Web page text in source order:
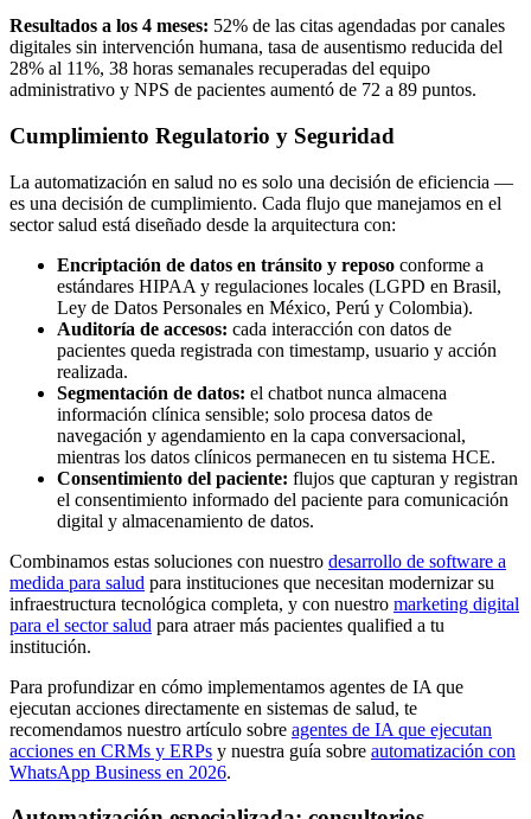
Resultados a los 4 meses: 52% de las citas agendadas por canales
digitales sin intervención humana, tasa de ausentismo reducida del
28% al 11%, 38 horas semanales recuperadas del equipo
administrativo y NPS de pacientes aumentó de 72 a 89 puntos.
Cumplimiento Regulatorio y Seguridad
La automatización en salud no es solo una decisión de eficiencia —
es una decisión de cumplimiento. Cada flujo que manejamos en el
sector salud está diseñado desde la arquitectura con:
Encriptación de datos en tránsito y reposo conforme a
estándares HIPAA y regulaciones locales (LGPD en Brasil,
Ley de Datos Personales en México, Perú y Colombia).
Auditoría de accesos: cada interacción con datos de
pacientes queda registrada con timestamp, usuario y acción
realizada.
Segmentación de datos: el chatbot nunca almacena
información clínica sensible; solo procesa datos de
navegación y agendamiento en la capa conversacional,
mientras los datos clínicos permanecen en tu sistema HCE.
Consentimiento del paciente: flujos que capturan y registran
el consentimiento informado del paciente para comunicación
digital y almacenamiento de datos.
Combinamos estas soluciones con nuestro desarrollo de software a
medida para salud para instituciones que necesitan modernizar su
infraestructura tecnológica completa, y con nuestro marketing digital
para el sector salud para atraer más pacientes qualified a tu
institución.
Para profundizar en cómo implementamos agentes de IA que
ejecutan acciones directamente en sistemas de salud, te
recomendamos nuestro artículo sobre agentes de IA que ejecutan
acciones en CRMs y ERPs y nuestra guía sobre automatización con
WhatsApp Business en 2026.